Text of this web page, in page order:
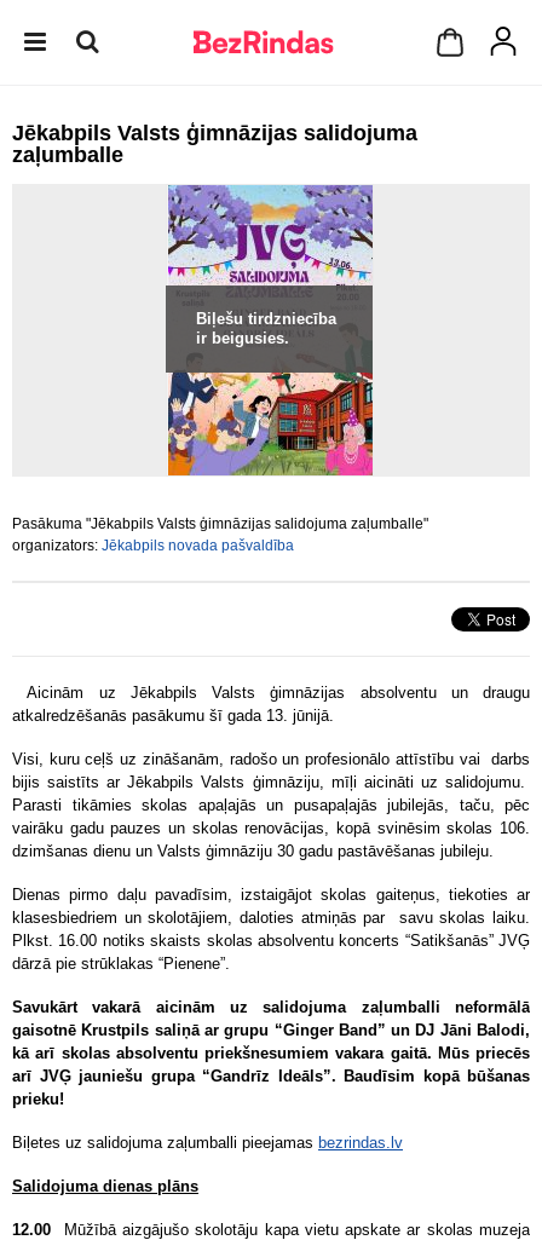
Jēkabpils Valsts ģimnāzijas salidojuma
zaļumballe
Biļešu tirdzniecība
ir beigusies.
Pasākuma "Jēkabpils Valsts ģimnāzijas salidojuma zaļumballe"
organizators: Jēkabpils novada pašvaldība
Aicinām uz Jēkabpils Valsts ģimnāzijas absolventu un draugu
atkalredzēšanās pasākumu šī gada 13. jūnijā.
Visi, kuru ceļš uz zināšanām, radošo un profesionālo attīstību vai darbs
bijis saistīts ar Jēkabpils Valsts ģimnāziju, mīļi aicināti uz salidojumu.
Parasti tikāmies skolas apaļajās un pusapaļajās jubilejās, taču, pēc
vairāku gadu pauzes un skolas renovācijas, kopā svinēsim skolas 106.
dzimšanas dienu un Valsts ģimnāziju 30 gadu pastāvēšanas jubileju.
Dienas pirmo daļu pavadīsim, izstaigājot skolas gaiteņus, tiekoties ar
klasesbiedriem un skolotājiem, daloties atmiņās par savu skolas laiku.
Plkst. 16.00 notiks skaists skolas absolventu koncerts “Satikšanās” JVĢ
dārzā pie strūklakas “Pienene”.
Savukārt vakarā aicinām uz salidojuma zaļumballi neformālā
gaisotnē Krustpils saliņā ar grupu “Ginger Band” un DJ Jāni Balodi,
kā arī skolas absolventu priekšnesumiem vakara gaitā. Mūs priecēs
arī JVĢ jauniešu grupa “Gandrīz Ideāls”. Baudīsim kopā būšanas
prieku!
Biļetes uz salidojuma zaļumballi pieejamas bezrindas.lv
Salidojuma dienas plāns
12.00
Mūžībā aizgājušo skolotāju kapa vietu apskate ar skolas muzeja